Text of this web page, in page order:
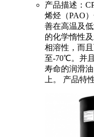
产品描述：
烯烃（PAO
善在高温及
的化学惰性
相溶性，而
至-70℃。并
寿命的润滑
上。 产品特